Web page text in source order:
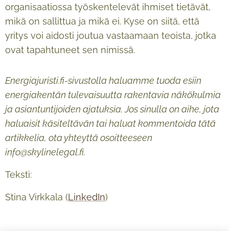
organisaatiossa työskentelevät ihmiset tietävät,
mikä on sallittua ja mikä ei. Kyse on siitä, että
yritys voi aidosti joutua vastaamaan teoista, jotka
ovat tapahtuneet sen nimissä.
Energiajuristi.fi-sivustolla haluamme tuoda esiin
energiakentän tulevaisuutta rakentavia näkökulmia
ja asiantuntijoiden ajatuksia. Jos sinulla on aihe, jota
haluaisit käsiteltävän tai haluat kommentoida tätä
artikkelia, ota yhteyttä osoitteeseen
info@skylinelegal.fi.
Teksti:
Stina Virkkala (LinkedIn)